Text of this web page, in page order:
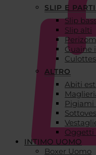
SLIP E
Slip
Slip alti
Guaine
ALTRO
Abiti
Pigiami
Oggetti
INTIMO UOMO
Boxer Uomo